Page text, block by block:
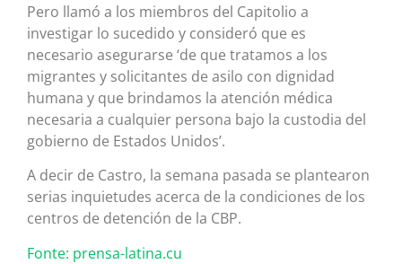
Pero llamó a los miembros del Capitolio a
investigar lo sucedido y consideró que es
necesario asegurarse ‘de que tratamos a los
migrantes y solicitantes de asilo con dignidad
humana y que brindamos la atención médica
necesaria a cualquier persona bajo la custodia del
gobierno de Estados Unidos’.
A decir de Castro, la semana pasada se plantearon
serias inquietudes acerca de la condiciones de los
centros de detención de la CBP.
Fonte: prensa-latina.cu